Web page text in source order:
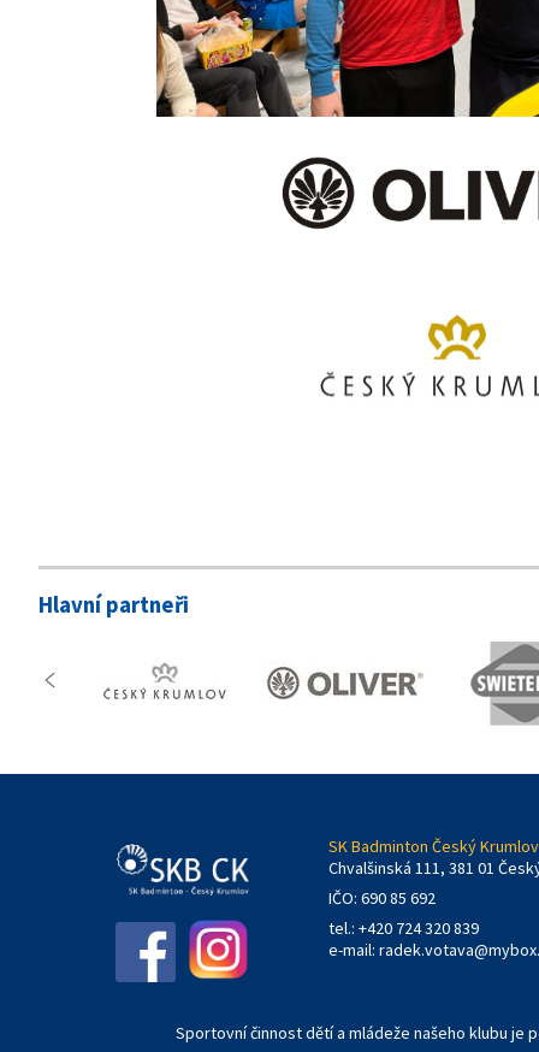
Hlavní partneři
SK Badminton Český
Chvalšinská 111, 381 01
IČO: 690 85 692
tel.: +420 724 320 839
e-mail:
Sportovní činnost dětí a mládeže našeho klubu je